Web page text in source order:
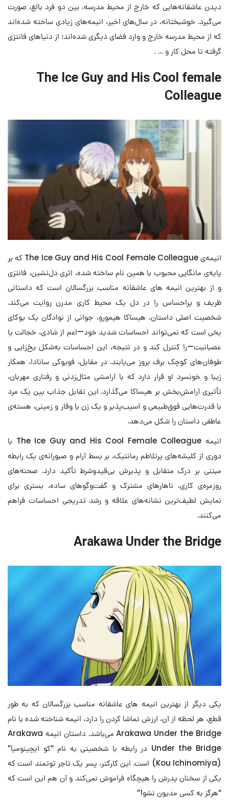
دیدن عاشقانه‌‌‌هایی که خارج از محیط مدرسه، بین دو فرد بالغ، صورت
می‌گیرد. خوشبختانه، در سال‌های اخیر، انیمه‌های زیادی ساخته شده‌اند
که از محیط مدرسه خارج و وارد فضای دیگری شده‌اند؛ از دنیاهای فانتزی
گرفته تا محل کار و … .
The Ice Guy and His Cool female
Colleague
انیمه‌ی The Ice Guy and His Cool Female Colleague که بر
پایه‌ی مانگایی محبوب با همین نام ساخته شده، اثری دل‌نشین، فانتزی
و از بهترین انیمه های عاشقانه مناسب بزرگسالان است که داستانی
ظریف و پراحساس را در دل یک محیط کاری مدرن روایت می‌کند.
شخصیت اصلی داستان، هیساکا هیمورو، جوانی از نوادگان یک یوکای
یخی است که نمی‌تواند احساسات شدید خود—اعم از شادی، خجالت یا
عصبانیت—را کنترل کند و در نتیجه، این احساسات به‌شکل یخ‌زایی و
طوفان‌های کوچک برف بروز می‌یابند. در مقابل، فویوکی سانادا، همکار
زیبا و خونسرد او قرار دارد که با آرامشی مثال‌زدنی و رفتاری مهربان،
تأثیری آرامش‌بخش بر هیساکا می‌گذارد. این تقابل جذاب بین یک مرد
با قدرت‌هایی فوق‌طبیعی و آسیب‌پذیر و یک زن با وقار و زمینی، هسته‌ی
عاطفی داستان را شکل می‌دهد.
انیمه The Ice Guy and His Cool Female Colleague با
دوری از کلیشه‌های پرتلاطم رمانتیک، بر بسط آرام و صبورانه‌ی یک رابطه
مبتنی بر درک متقابل و پذیرش بی‌قیدوشرط تأکید دارد. صحنه‌های
روزمره‌ی کاری، ناهارهای مشترک و گفت‌وگوهای ساده، بستری برای
نمایش لطیف‌ترین نشانه‌های علاقه و رشد تدریجی احساسات فراهم
می‌کنند.
Arakawa Under the Bridge
یکی دیگر از بهترین انیمه های عاشقانه مناسب بزرگسالان که به طور
قطع، هر لحظه از آن، ارزش تماشا کردن را دارد، انیمه شناخته شده با نام
Arakawa Under the Bridge می‌باشد. داستان انیمه Arakawa
Under the Bridge در رابطه با شخصیتی به نام “کو ایچینومیا”
(Kou Ichinomiya) است. این کارکتر، پسر یک تاجر ثوتمند است که
یکی از سخنان پدرش را هیچگاه فراموش نمی‌کند و آن‌ هم این است که
“هرگز به کسی مدیون نشو!”